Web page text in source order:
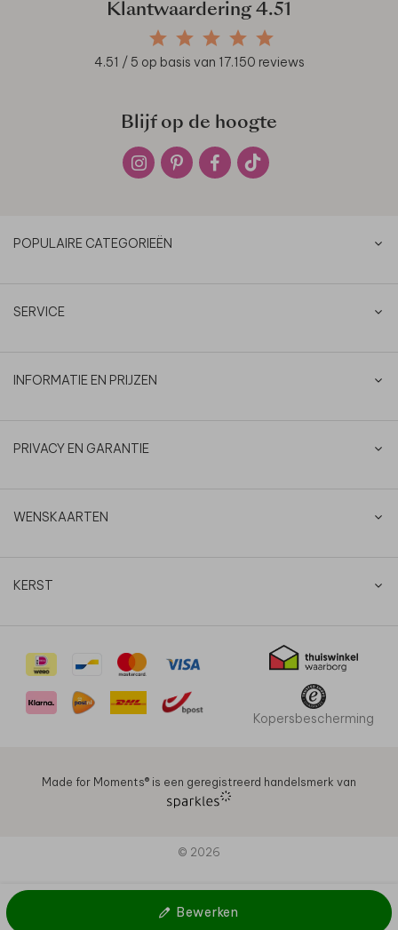
Bewerken
Klantwaardering 4.51
4.51 / 5 op basis van 17.150 reviews
Blijf op de hoogte
POPULAIRE CATEGORIEËN
SERVICE
INFORMATIE EN PRIJZEN
PRIVACY EN GARANTIE
WENSKAARTEN
KERST
Kopersbescherming
Made for Moments®️ is een geregistreerd handelsmerk van
© 2026